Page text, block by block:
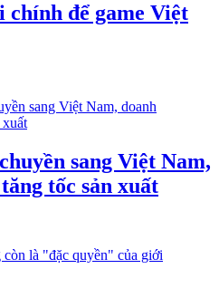
để game Việt
sang Việt Nam,
tốc sản xuất